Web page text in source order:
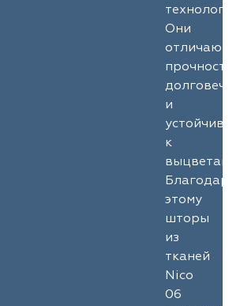
Они
и
к
Благодаря
этому
шторы
из
тканей
Nico
06